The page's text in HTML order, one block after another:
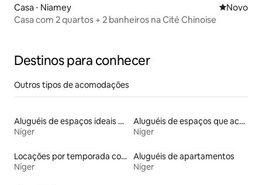
Casa ⋅ Niamey Novo
Novo
Casa com 2 quartos + 2 banheiros na Cité Chinoise
Destinos para conhecer
Outros tipos de acomodações
Aluguéis de espaços ideais para famílias
Níger
Aluguéis de espaços que aceitam animais de estimação
Níger
Locações por temporada com piscina
Níger
Aluguéis de apartamentos
Níger